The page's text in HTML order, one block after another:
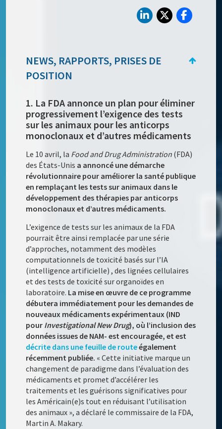
NEWS, RAPPORTS, PRISES DE
POSITION
1. La FDA annonce un plan pour éliminer
progressivement l’exigence des tests
sur les animaux pour les anticorps
monoclonaux et d’autres médicaments
Le 10 avril, la Food and Drug Administration (FDA)
des États-Unis a annoncé une démarche
révolutionnaire pour améliorer la santé publique
en remplaçant les tests sur animaux dans le
développement des thérapies par anticorps
monoclonaux et d’autres médicaments.
L’exigence de tests sur les animaux de la FDA
pourrait être ainsi remplacée par une série
d’approches, notamment des modèles
computationnels de toxicité basés sur l’IA
(intelligence artificielle) , des lignées cellulaires
et des tests de toxicité sur organoïdes en
laboratoire. La mise en œuvre de ce programme
débutera immédiatement pour les demandes de
nouveaux médicaments expérimentaux (IND
pour Investigational New Drug), où l’inclusion des
données issues de NAM- est encouragée, et est
décrite dans une feuille de routeégalement
récemment publiée. « Cette initiative marque un
changement de paradigme dans l’évaluation des
médicaments et promet d’accélérer les
traitements et les guérisons significatives pour
les Américain(e)s tout en réduisant l’utilisation
des animaux », a déclaré le commissaire de la FDA,
Martin A. Makary.